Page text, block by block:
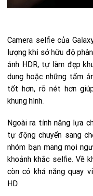
Camera selfie của
lượng khi sở hữu độ
ảnh HDR, tự làm đẹp
dung hoặc những tấm
tốt hơn, rõ nét hơn
khung hình.
Ngoài ra tính năng lựa
tự động chuyển sang
nhóm bạn mang mọi
khoảnh khắc selfie. Về
còn có khả năng quay
HD.